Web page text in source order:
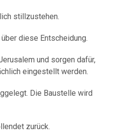
stillzustehen.
diese Entscheidung.
und sorgen dafür,
eingestellt werden.
Die Baustelle wird
zurück.